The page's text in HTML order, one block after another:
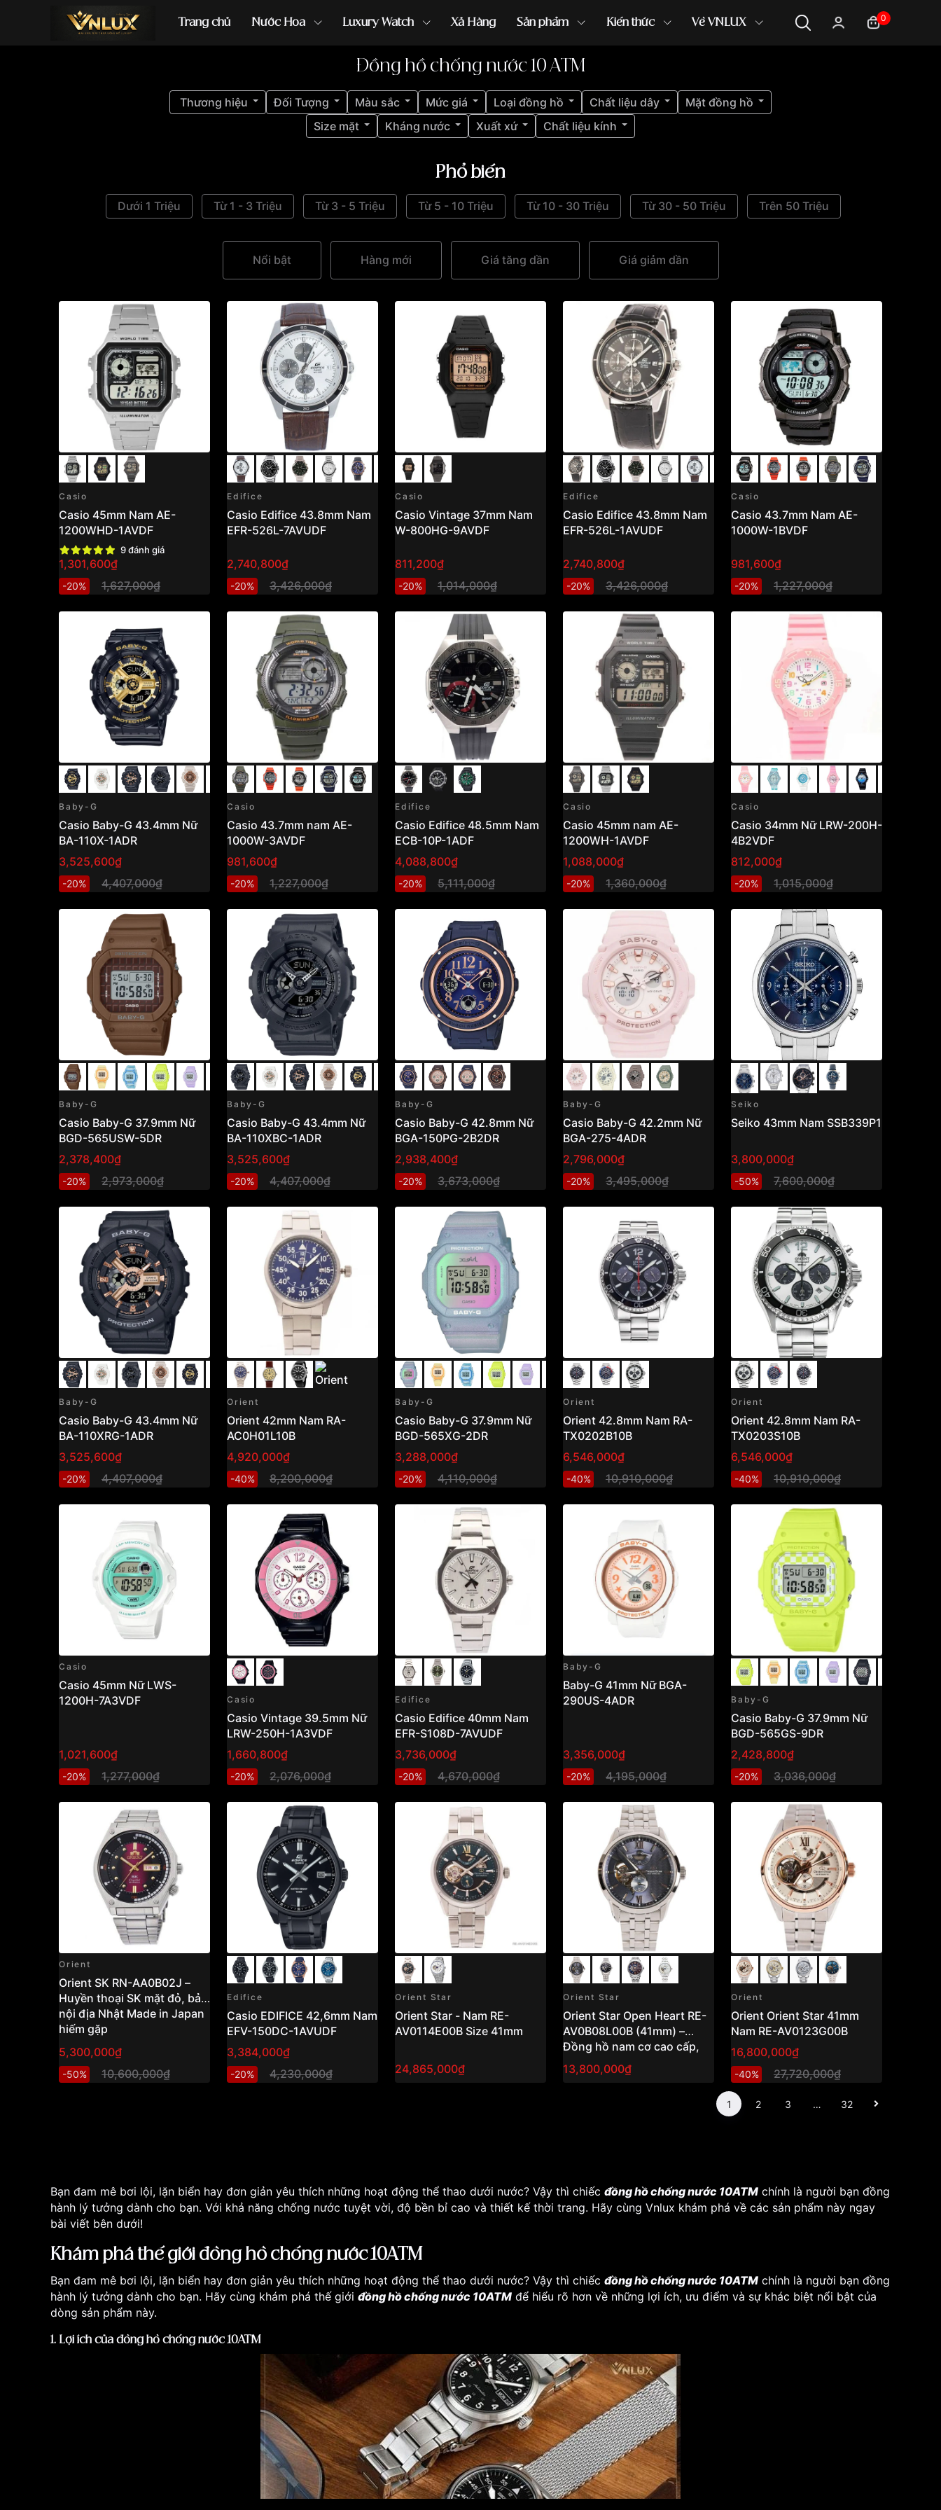
Trang chủ Nước Hoa Luxury Watch Xả Hàng Sản phẩm Kiến thức Về VNLUX 0
Đồng hồ casio đồng hồ G-Shock đồng hồ Orient ...
Đồng hồ chống nước 10 ATM
Thương hiệu Đối Tượng Màu sắc Mức giá Loại đồng hồ Chất liệu dây
Mặt đồng hồ
Size mặt
Kháng nước Xuất xứ Chất liệu kính
Phổ biến
Dưới 1 Triệu Từ 1 - 3 Triệu Từ 3 - 5 Triệu Từ 5 - 10 Triệu Từ 10 - 30 Triệu Từ 30 - 50 Triệu Trên 50 Triệu
Nổi bật Hàng mới Giá tăng dần Giá giảm dần
Casio
Casio 45mm Nam AE-
1200WHD-1AVDF
9 đánh giá
1,301,600₫
-20% 1,627,000₫
Edifice
Casio Edifice 43.8mm Nam
EFR-526L-7AVUDF
2,740,800₫
-20% 3,426,000₫
Casio
Casio Vintage 37mm Nam
W-800HG-9AVDF
811,200₫
-20% 1,014,000₫
Edifice
Casio Edifice 43.8mm Nam
EFR-526L-1AVUDF
2,740,800₫
-20% 3,426,000₫
Casio
Casio 43.7mm Nam AE-
1000W-1BVDF
981,600₫
-20% 1,227,000₫
Baby-G
Casio Baby-G 43.4mm Nữ
BA-110X-1ADR
3,525,600₫
-20% 4,407,000₫
Casio
Casio 43.7mm nam AE-
1000W-3AVDF
981,600₫
-20% 1,227,000₫
Edifice
Casio Edifice 48.5mm Nam
ECB-10P-1ADF
4,088,800₫
-20% 5,111,000₫
Casio
Casio 45mm nam AE-
1200WH-1AVDF
1,088,000₫
-20% 1,360,000₫
Casio
Casio 34mm Nữ LRW-200H-
4B2VDF
812,000₫
-20% 1,015,000₫
Baby-G
Casio Baby-G 37.9mm Nữ
BGD-565USW-5DR
2,378,400₫
-20% 2,973,000₫
Baby-G
Casio Baby-G 43.4mm Nữ
BA-110XBC-1ADR
3,525,600₫
-20% 4,407,000₫
Baby-G
Casio Baby-G 42.8mm Nữ
BGA-150PG-2B2DR
2,938,400₫
-20% 3,673,000₫
Baby-G
Casio Baby-G 42.2mm Nữ
BGA-275-4ADR
2,796,000₫
-20% 3,495,000₫
Seiko
Seiko 43mm Nam SSB339P1
3,800,000₫
-50% 7,600,000₫
Baby-G
Casio Baby-G 43.4mm Nữ
BA-110XRG-1ADR
3,525,600₫
-20% 4,407,000₫
Orient
Orient 42mm Nam RA-
AC0H01L10B
4,920,000₫
-40% 8,200,000₫
Baby-G
Casio Baby-G 37.9mm Nữ
BGD-565XG-2DR
3,288,000₫
-20% 4,110,000₫
Orient
Orient 42.8mm Nam RA-
TX0202B10B
6,546,000₫
-40% 10,910,000₫
Orient
Orient 42.8mm Nam RA-
TX0203S10B
6,546,000₫
-40% 10,910,000₫
Casio
Casio 45mm Nữ LWS-
1200H-7A3VDF
1,021,600₫
-20% 1,277,000₫
Casio
Casio Vintage 39.5mm Nữ
LRW-250H-1A3VDF
1,660,800₫
-20% 2,076,000₫
Edifice
Casio Edifice 40mm Nam
EFR-S108D-7AVUDF
3,736,000₫
-20% 4,670,000₫
Baby-G
Baby-G 41mm Nữ BGA-
290US-4ADR
3,356,000₫
-20% 4,195,000₫
Baby-G
Casio Baby-G 37.9mm Nữ
BGD-565GS-9DR
2,428,800₫
-20% 3,036,000₫
Orient
Orient SK RN-AA0B02J –
Huyền thoại SK mặt đỏ, bản
nội địa Nhật Made in Japan
hiếm gặp
5,300,000₫
-50% 10,600,000₫
Edifice
Casio EDIFICE 42,6mm Nam
EFV-150DC-1AVUDF
3,384,000₫
-20% 4,230,000₫
Orient Star
Orient Star - Nam RE-
AV0114E00B Size 41mm
24,865,000₫
Orient Star
Orient Star Open Heart RE-
AV0B08L00B (41mm) –
Đồng hồ nam cơ cao cấp,
thiết kế tinh xảo chuẩn Nhật
Bản
13,800,000₫
Orient
Orient Orient Star 41mm
Nam RE-AV0123G00B
16,800,000₫
-40% 27,720,000₫
1 2 3 … 32
Bạn đam mê bơi lội, lặn biển hay đơn giản yêu thích những hoạt động thể thao dưới nước? Vậy thì chiếc đồng hồ chống nước 10ATM chính là người bạn đồng
hành lý tưởng dành cho bạn. Với khả năng chống nước tuyệt vời, độ bền bỉ cao và thiết kế thời trang. Hãy cùng Vnlux khám phá về các sản phẩm này ngay
bài viết bên dưới!
Khám phá thế giới đồng hồ chống nước 10ATM
Bạn đam mê bơi lội, lặn biển hay đơn giản yêu thích những hoạt động thể thao dưới nước? Vậy thì chiếc đồng hồ chống nước 10ATM chính là người bạn đồng
hành lý tưởng dành cho bạn. Hãy cùng khám phá thế giới đồng hồ chống nước 10ATM để hiểu rõ hơn về những lợi ích, ưu điểm và sự khác biệt nổi bật của
dòng sản phẩm này.
1. Lợi ích của đồng hồ chống nước 10ATM